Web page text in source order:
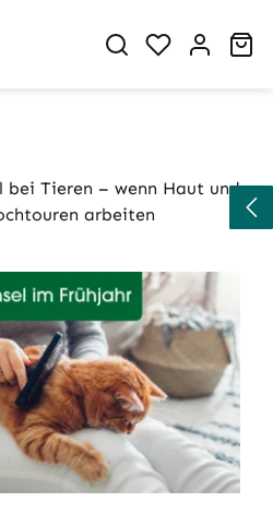
Du hast 0
bei Tieren – wenn Haut und
arbeiten